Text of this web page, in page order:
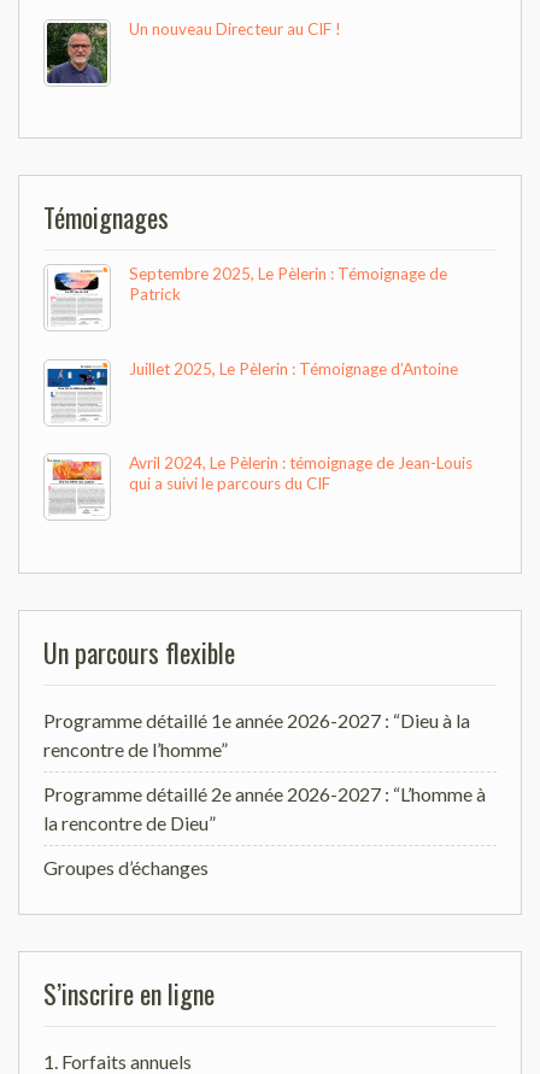
Un nouveau Directeur au CIF !
Témoignages
Septembre 2025, Le Pèlerin : Témoignage de
Patrick
Juillet 2025, Le Pèlerin : Témoignage d’Antoine
Avril 2024, Le Pèlerin : témoignage de Jean-Louis
qui a suivi le parcours du CIF
Un parcours flexible
Programme détaillé 1e année 2026-2027 : “Dieu à la
rencontre de l’homme”
Programme détaillé 2e année 2026-2027 : “L’homme à
la rencontre de Dieu”
Groupes d’échanges
S’inscrire en ligne
1. Forfaits annuels